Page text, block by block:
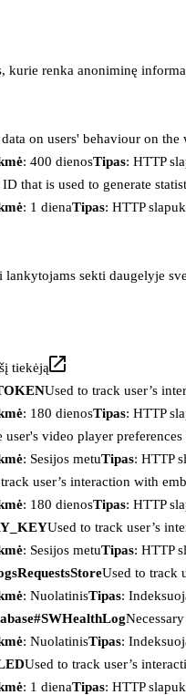
kurie renka anoniminę
on users' behaviour on
: 400 dienosTipas: HTTP
that is used to generate
: 1 dienaTipas: HTTP
lankytojams sekti daugelyje
tiekėją
Used to track user’s
: 180 dienosTipas: HTTP
user's video player
: Sesijos metuTipas: HTTP
user’s interaction with
: 180 dienosTipas: HTTP
Used to track user’s
: Sesijos metuTipas: HTTP
Used to track
: NuolatinisTipas:
: NuolatinisTipas:
Used to track user’s
: 1 dienaTipas: HTTP